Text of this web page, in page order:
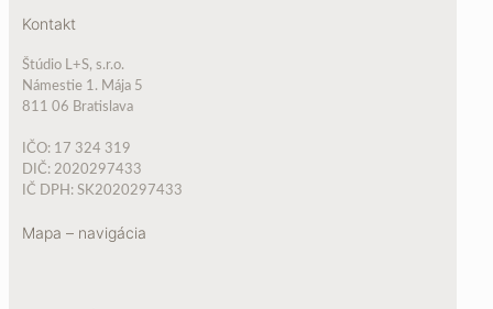
Kontakt
Štúdio L+S, s.r.o.
Námestie 1. Mája 5
811 06 Bratislava
IČO: 17 324 319
DIČ: 2020297433
IČ DPH: SK2020297433
Mapa – navigácia